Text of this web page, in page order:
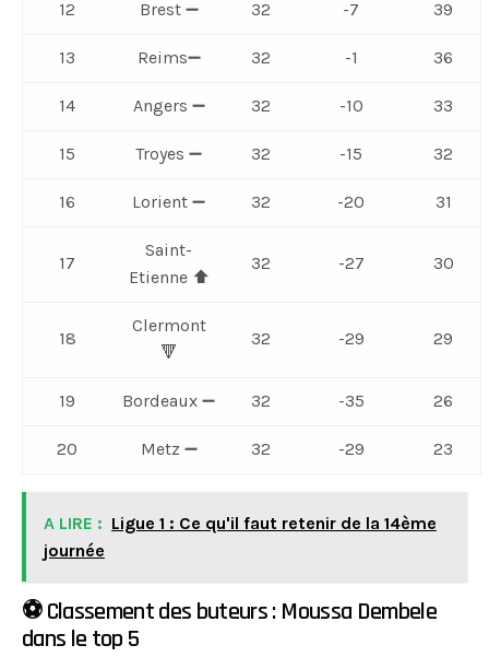
12 Brest ➖ 32 -7 39
13 Reims➖ 32 -1 36
14 Angers ➖ 32 -10 33
15 Troyes ➖ 32 -15 32
16 Lorient ➖ 32 -20 31
17
Saint-
Etienne ⬆️
32 -27 30
18
Clermont
🔻
32 -29 29
19 Bordeaux ➖ 32 -35 26
20 Metz ➖ 32 -29 23
A LIRE : Ligue 1 : Ce qu'il faut retenir de la 14ème
journée
⚽️ Classement des buteurs : Moussa Dembele
dans le top 5